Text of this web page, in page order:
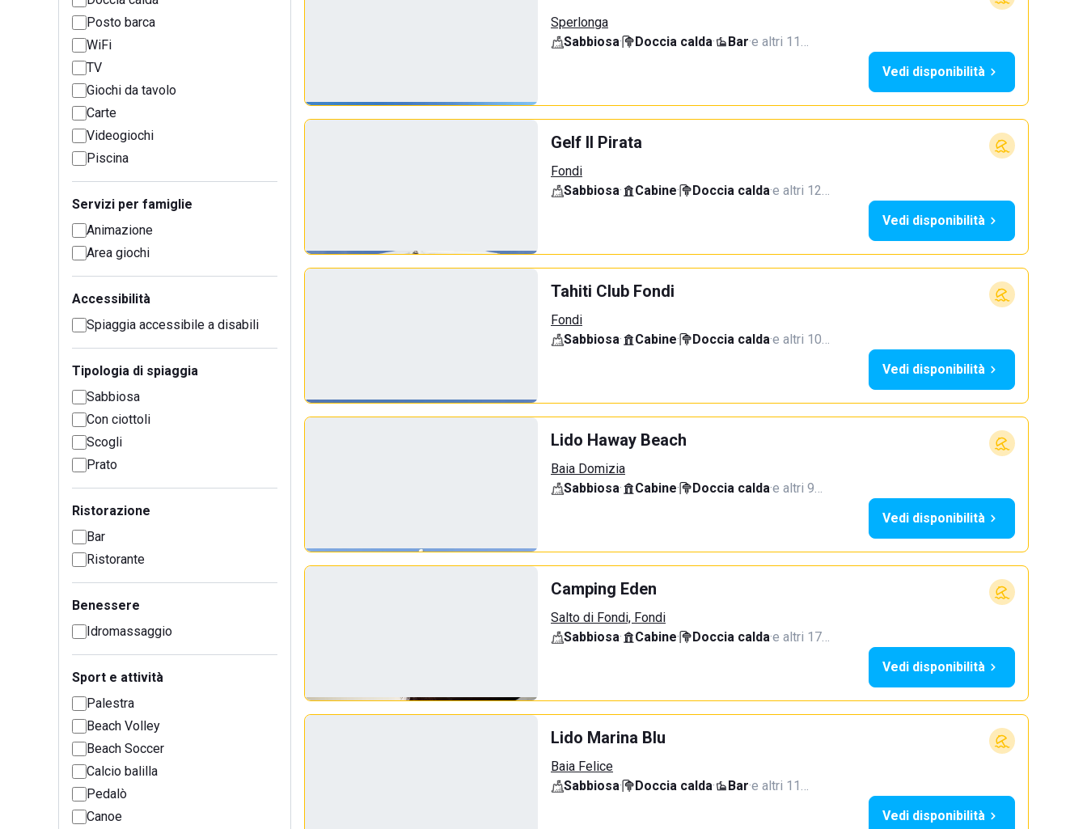
Posto barca
WiFi
TV
Giochi da tavolo
Carte
Videogiochi
Piscina
Servizi per famiglie
Animazione
Area giochi
Accessibilità
Spiaggia accessibile a disabili
Tipologia di spiaggia
Sabbiosa
Con ciottoli
Scogli
Prato
Ristorazione
Bar
Ristorante
Benessere
Idromassaggio
Sport e attività
Palestra
Beach Volley
Beach Soccer
Calcio balilla
Pedalò
Canoe
Sperlonga
Sabbiosa· Doccia calda· Bar·e altri 11…
Vedi disponibilità
Gelf Il Pirata
Fondi
Sabbiosa· Cabine· Doccia calda·e altri 12…
Vedi disponibilità
Tahiti Club Fondi
Fondi
Sabbiosa· Cabine· Doccia calda·e altri 10…
Vedi disponibilità
Lido Haway Beach
Baia Domizia
Sabbiosa· Cabine· Doccia calda·e altri 9…
Vedi disponibilità
Camping Eden
Salto di Fondi, Fondi
Sabbiosa· Cabine· Doccia calda·e altri 17…
Vedi disponibilità
Lido Marina Blu
Baia Felice
Sabbiosa· Doccia calda· Bar·e altri 11…
Vedi disponibilità